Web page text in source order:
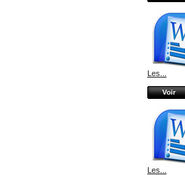
Les...
Voir
Les...